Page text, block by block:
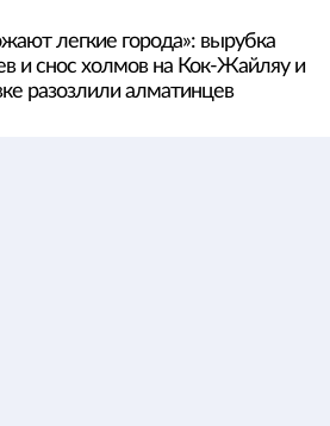
легкие города»: вырубка
и снос холмов на Кок-Жайляу и
разозлили алматинцев